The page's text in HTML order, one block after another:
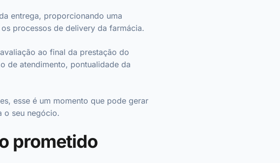
entrega, proporcionando uma
processos de delivery da farmácia.
ao final da prestação do
de atendimento, pontualidade da
esse é um momento que pode gerar
o seu negócio.
prometido